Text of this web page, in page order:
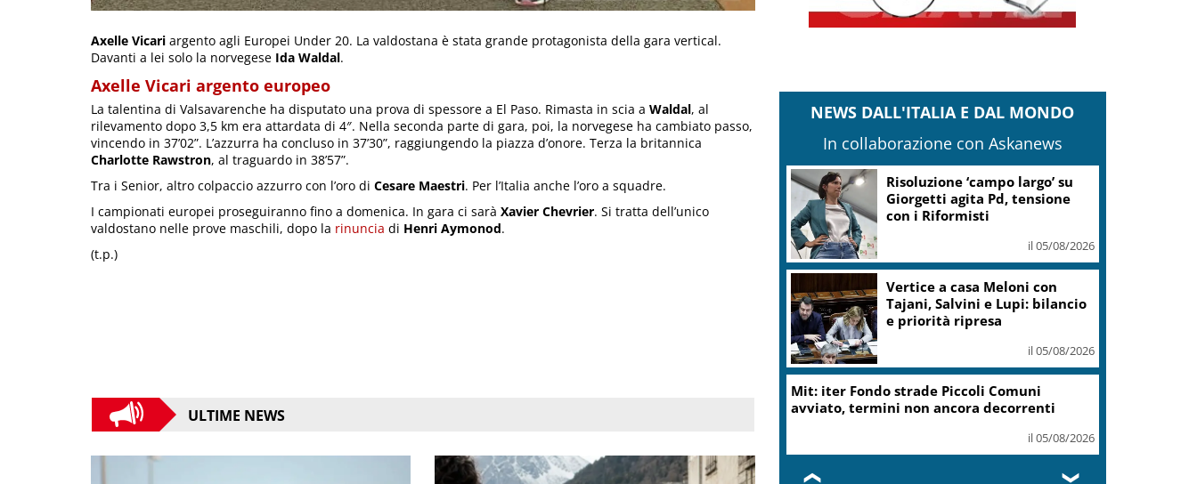
Axelle Vicari argento agli Europei Under 20. La valdostana è stata grande protagonista della gara vertical.
Davanti a lei solo la norvegese Ida Waldal.
Axelle Vicari argento europeo
La talentina di Valsavarenche ha disputato una prova di spessore a El Paso. Rimasta in scia a Waldal, al
rilevamento dopo 3,5 km era attardata di 4″. Nella seconda parte di gara, poi, la norvegese ha cambiato passo,
vincendo in 37’02”. L’azzurra ha concluso in 37’30”, raggiungendo la piazza d’onore. Terza la britannica
Charlotte Rawstron, al traguardo in 38’57”.
Tra i Senior, altro colpaccio azzurro con l’oro di Cesare Maestri. Per l’Italia anche l’oro a squadre.
I campionati europei proseguiranno fino a domenica. In gara ci sarà Xavier Chevrier. Si tratta dell’unico
valdostano nelle prove maschili, dopo la rinuncia di Henri Aymonod.
(t.p.)
ULTIME NEWS
NEWS DALL'ITALIA E DAL MONDO
In collaborazione con Askanews
Banco Bpm, Castagna: Agricole
Italia? Valuteremo, ritengo
fusione molto solida
il 05/08/2026
Conti pubblici, Governo
incassa sì su clausola Ue. Lega
ottiene modifica a risoluzione
il 05/08/2026
Delmastro, Camera dice no a
uso chat con Caroccia: in aula
il 05/08/2026